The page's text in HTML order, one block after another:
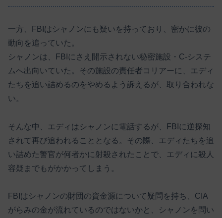
一方、FBIはシャノンにも疑いを持っており、密かに彼の
動向を追っていた。
シャノンは、FBIにさえ開示されない秘密施設・C-システ
ムへ出向いていた。その施設の責任者コリアーに、エディ
たちを追い詰めるのをやめるよう訴えるが、取り合われな
い。
そんな中、エディはシャノンに電話するが、FBIに逆探知
されて再び追われることとなる。その際、エディたちを追
い詰めた警官が何者かに射殺されたことで、エディに殺人
容疑までもがかかってしまう。
FBIはシャノンの財団の資金源について疑問を持ち、CIA
がらみの金が流れているのではないかと、シャノンを問い